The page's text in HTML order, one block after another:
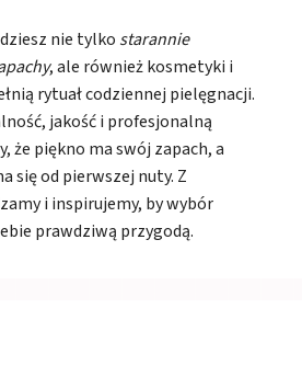
nie tylko starannie
, ale również kosmetyki i
rytuał codziennej pielęgnacji.
jakość i profesjonalną
że piękno ma swój zapach, a
się od pierwszej nuty. Z
i inspirujemy, by wybór
prawdziwą przygodą.